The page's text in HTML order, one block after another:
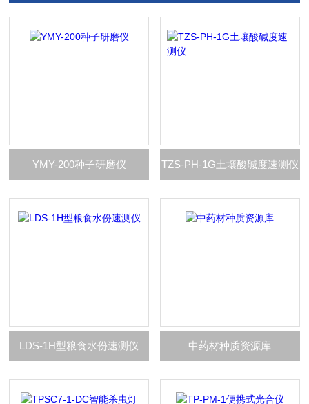
YMY-200种子研磨仪 TZS-PH-1G土壤酸碱度速测仪
LDS-1H型粮食水份速测仪 中药材种质资源库